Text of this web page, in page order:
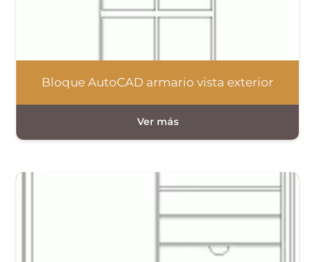
Bloque AutoCAD armario vista exterior